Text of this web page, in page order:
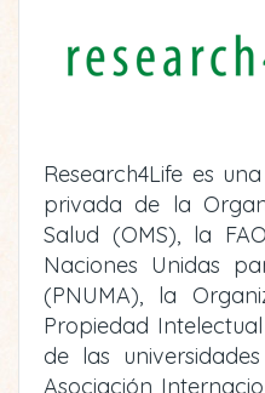
Research4Life es
privada de la
Salud (OMS), la
Naciones Unidas
(PNUMA), la
Propiedad
de las
Asociación